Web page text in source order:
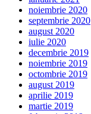
noiembrie 2020
septembrie 2020
august 2020
iulie 2020
decembrie 2019
noiembrie 2019
octombrie 2019
august 2019
aprilie 2019
martie 2019